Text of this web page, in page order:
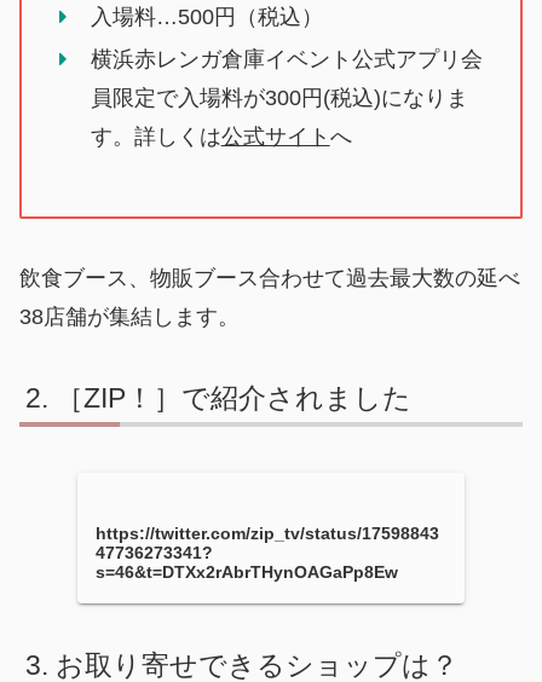
入場料…500円（税込）
横浜⾚レンガ倉庫イベント公式アプリ会
員限定で入場料が300円(税込)になりま
す。詳しくは公式サイト へ
飲食ブース、物販ブース合わせて過去最大数の延べ
38店舗が集結します。
［ZIP！］で紹介されました
https://twitter.com/zip_tv/status/17598843
47736273341?
s=46&t=DTXx2rAbrTHynOAGaPp8Ew
お取り寄せできるショップは？